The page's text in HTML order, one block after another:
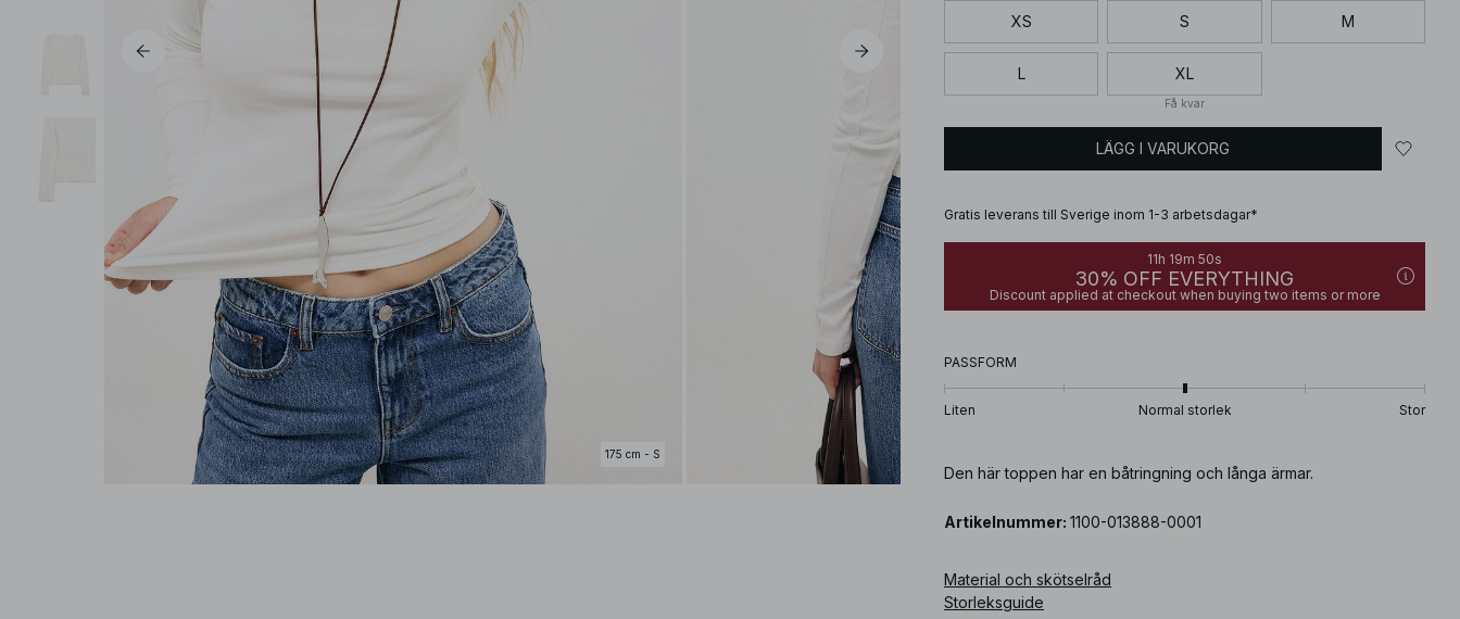
175 cm - S
XS S M
L XL
Få kvar
LÄGG I VARUKORG
Gratis leverans till Sverige inom 1-3 arbetsdagar*
11h 19m 49s
30% OFF EVERYTHING
Discount applied at checkout when buying two items or more
PASSFORM
Liten Normal storlek Stor
Den här toppen har en båtringning och långa ärmar.
Artikelnummer: 1100-013888-0001
Material och skötselråd
Storleksguide